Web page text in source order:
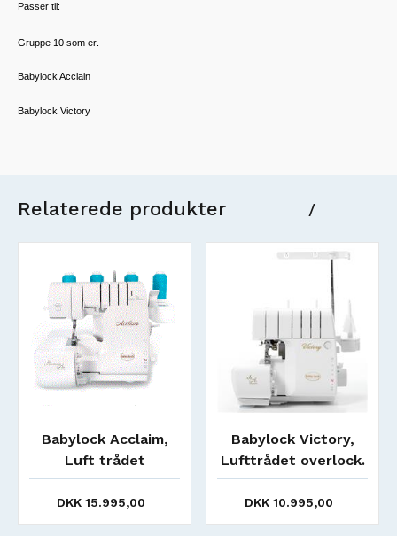
Passer til:
Gruppe 10 som er
Babylock Acclain
Babylock Victory
Relaterede produkter /
Babylock Victory,
Lufttrådet overlock.
DKK 10.995,00
Standardfod - Flat
sole - Gr. 10A/B -
UDSOLGT
DKK 359,00